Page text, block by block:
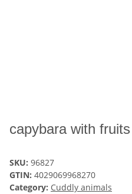
capybara with
SKU: 96827
GTIN: 4029069968270
Category: Cuddly animals